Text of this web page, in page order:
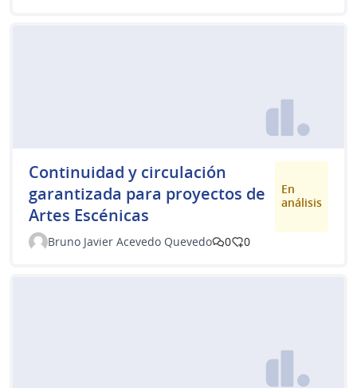
Continuidad y circulación
garantizada para proyectos de
Artes Escénicas
En
análisis
Bruno Javier Acevedo Quevedo 0 0